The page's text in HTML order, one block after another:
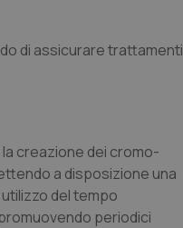
di assicurare trattamenti
creazione dei cromo-
a disposizione una
del tempo
periodici